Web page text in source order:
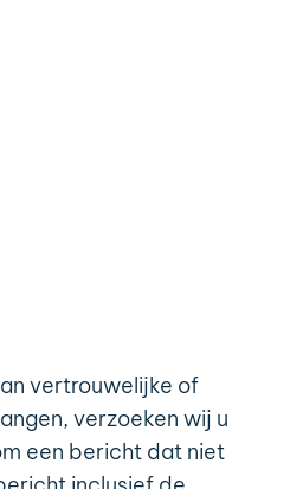
vertrouwelijke of
verzoeken wij u
een bericht dat niet